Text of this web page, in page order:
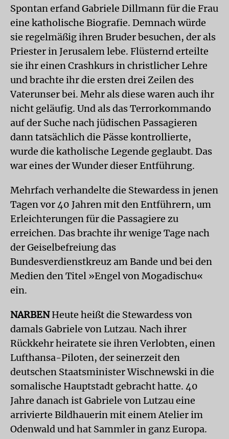
Spontan erfand Gabriele Dillmann für die Frau
eine katholische Biografie. Demnach würde
sie regelmäßig ihren Bruder besuchen, der als
Priester in Jerusalem lebe. Flüsternd erteilte
sie ihr einen Crashkurs in christlicher Lehre
und brachte ihr die ersten drei Zeilen des
Vaterunser bei. Mehr als diese waren auch ihr
nicht geläufig. Und als das Terrorkommando
auf der Suche nach jüdischen Passagieren
dann tatsächlich die Pässe kontrollierte,
wurde die katholische Legende geglaubt. Das
war eines der Wunder dieser Entführung.
Mehrfach verhandelte die Stewardess in jenen
Tagen vor 40 Jahren mit den Entführern, um
Erleichterungen für die Passagiere zu
erreichen. Das brachte ihr wenige Tage nach
der Geiselbefreiung das
Bundesverdienstkreuz am Bande und bei den
Medien den Titel »Engel von Mogadischu«
ein.
NARBENHeute heißt die Stewardess von
damals Gabriele von Lutzau. Nach ihrer
Rückkehr heiratete sie ihren Verlobten, einen
Lufthansa-Piloten, der seinerzeit den
deutschen Staatsminister Wischnewski in die
somalische Hauptstadt gebracht hatte. 40
Jahre danach ist Gabriele von Lutzau eine
arrivierte Bildhauerin mit einem Atelier im
Odenwald und hat Sammler in ganz Europa.